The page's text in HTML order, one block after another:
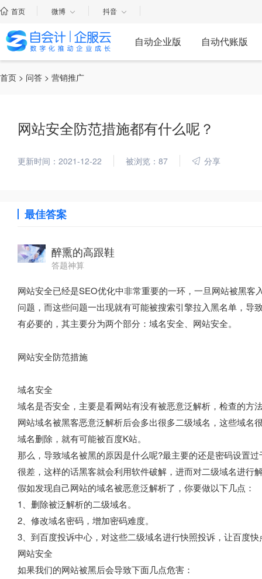
首页 微博 抖音
自动企业版 自动代账版
首页 > 问答 > 营销推广
网站安全防范措施都有什么呢？
更新时间：2021-12-22 被浏览：87 分享
最佳答案
醉熏的高跟鞋
答题神算
网站安全已经是SEO优化中非常重要的一环，一旦网站被黑
问题，而这些问题一出现就有可能被搜索引擎拉入黑名单，
有必要的，其主要分为两个部分：域名安全、网站安全。
网站安全防范措施
域名安全
域名是否安全，主要是看网站有没有被恶意泛解析，检查的方
网站域名被黑客恶意泛解析后会多出很多二级域名，这些域
域名删除，就有可能被百度K站。
那么，导致域名被黑的原因是什么呢?最主要的还是密码设置
很差，这样的话黑客就会利用软件破解，进而对二级域名进行
假如发现自己网站的域名被恶意泛解析了，你要做以下几点：
1、删除被泛解析的二级域名。
2、修改域名密码，增加密码难度。
3、到百度投诉中心，对这些二级域名进行快照投诉，让百度
网站安全
如果我们的网站被黑后会导致下面几点危害：